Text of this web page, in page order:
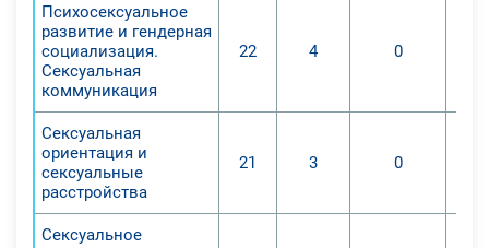
Психосексуальное
развитие и гендерная
социализация.
Сексуальная
коммуникация
22 4 0
Сексуальная
ориентация и
сексуальные
расстройства
21 3 0
Сексуальное